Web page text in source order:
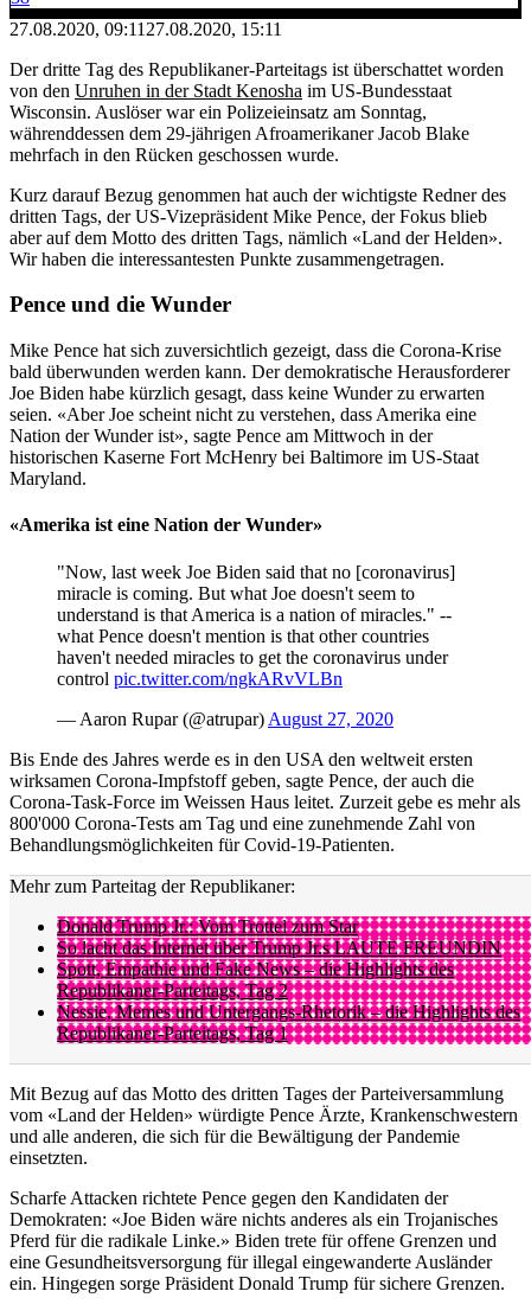
27.08.2020, 09:11 27.08.2020, 15:11
Der dritte Tag des Republikaner-Parteitags ist überschattet worden
von den Unruhen in der Stadt Kenosha im US-Bundesstaat
Wisconsin. Auslöser war ein Polizeieinsatz am Sonntag,
währenddessen dem 29-jährigen Afroamerikaner Jacob Blake
mehrfach in den Rücken geschossen wurde.
Kurz darauf Bezug genommen hat auch der wichtigste Redner des
dritten Tags, der US-Vizepräsident Mike Pence, der Fokus blieb
aber auf dem Motto des dritten Tags, nämlich «Land der Helden».
Wir haben die interessantesten Punkte zusammengetragen.
Pence und die Wunder
Mike Pence hat sich zuversichtlich gezeigt, dass die Corona-Krise
bald überwunden werden kann. Der demokratische Herausforderer
Joe Biden habe kürzlich gesagt, dass keine Wunder zu erwarten
seien. «Aber Joe scheint nicht zu verstehen, dass Amerika eine
Nation der Wunder ist», sagte Pence am Mittwoch in der
historischen Kaserne Fort McHenry bei Baltimore im US-Staat
Maryland.
«Amerika ist eine Nation der Wunder»
"Now, last week Joe Biden said that no [coronavirus]
miracle is coming. But what Joe doesn't seem to
understand is that America is a nation of miracles." --
what Pence doesn't mention is that other countries
haven't needed miracles to get the coronavirus under
control pic.twitter.com/ngkARvVLBn
— Aaron Rupar (@atrupar) August 27, 2020
Bis Ende des Jahres werde es in den USA den weltweit ersten
wirksamen Corona-Impfstoff geben, sagte Pence, der auch die
Corona-Task-Force im Weissen Haus leitet. Zurzeit gebe es mehr als
800'000 Corona-Tests am Tag und eine zunehmende Zahl von
Behandlungsmöglichkeiten für Covid-19-Patienten.
Mehr zum Parteitag der Republikaner:
Donald Trump Jr.: Vom Trottel zum Star
So lacht das Internet über Trump Jr.s LAUTE FREUNDIN
Spott, Empathie und Fake News – die Highlights des
Republikaner-Parteitags, Tag 2
Nessie, Memes und Untergangs-Rhetorik – die Highlights des
Republikaner-Parteitags, Tag 1
Mit Bezug auf das Motto des dritten Tages der Parteiversammlung
vom «Land der Helden» würdigte Pence Ärzte, Krankenschwestern
und alle anderen, die sich für die Bewältigung der Pandemie
einsetzten.
Scharfe Attacken richtete Pence gegen den Kandidaten der
Demokraten: «Joe Biden wäre nichts anderes als ein Trojanisches
Pferd für die radikale Linke.» Biden trete für offene Grenzen und
eine Gesundheitsversorgung für illegal eingewanderte Ausländer
ein. Hingegen sorge Präsident Donald Trump für sichere Grenzen.